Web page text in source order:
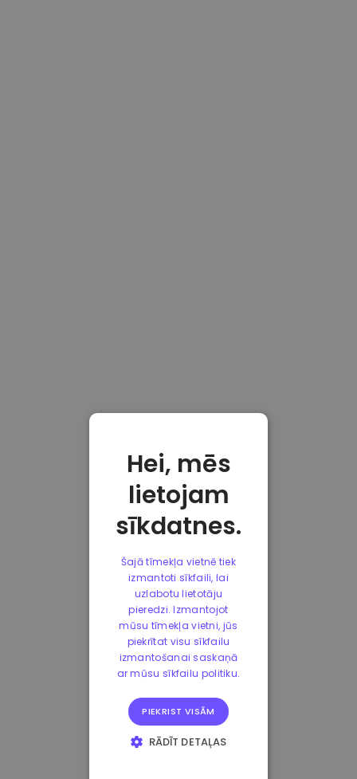
Hei, mēs
lietojam
sīkdatnes.
Šajā tīmekļa vietnē tiek
izmantoti sīkfaili, lai
uzlabotu lietotāju
pieredzi. Izmantojot
mūsu tīmekļa vietni, jūs
piekrītat visu sīkfailu
izmantošanai saskaņā
ar mūsu sīkfailu politiku.
PIEKRIST VISĀM
RĀDĪT DETAĻAS